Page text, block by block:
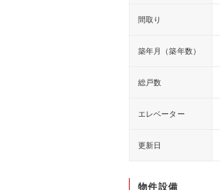
間取り
築年月（築年数）
総戸数
エレベーター
更新日
物件設備